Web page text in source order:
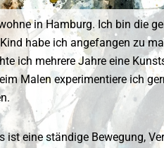
in Hamburg. Ich bin die
habe ich angefangen zu
ich mehrere Jahre eine
Malen experimentiere ich
eine ständige Bewegung,